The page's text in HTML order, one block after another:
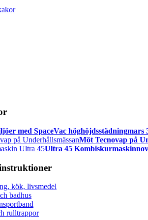
med SpaceVac höghöjdsstädningmars
Möt Tecnovap på
Ultra 45 Kombiskurmaskin
kök, livsmedel
badhus
rulltrappor